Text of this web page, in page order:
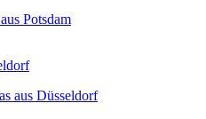
Potsdam
aus Düsseldorf